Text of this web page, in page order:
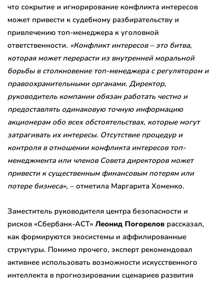
что сокрытие и игнорирование конфликта интересов
может привести к судебному разбирательству и
привлечению топ-менеджера к уголовной
ответственности. «Конфликт интересов – это битва,
которая может перерасти из внутренней моральной
борьбы в столкновение топ-менеджера с регулятором и
правоохранительными органами. Директор,
руководитель компании обязан работать честно и
предоставлять одинаковую точную информацию
акционерам обо всех обстоятельствах, которые могут
затрагивать их интересы. Отсутствие процедур и
контроля в отношении конфликта интересов топ-
менеджмента или членов Совета директоров может
привести к существенным финансовым потерям или
потере бизнеса», – отметила Маргарита Хоменко.
Заместитель руководителя центра безопасности и
рисков «Сбербанк-АСТ» Леонид Погорелов рассказал,
как формируются экосистемы и аффилированные
структуры. Помимо прочего, эксперт рекомендовал
активнее использовать возможности искусственного
интеллекта в прогнозировании сценариев развития